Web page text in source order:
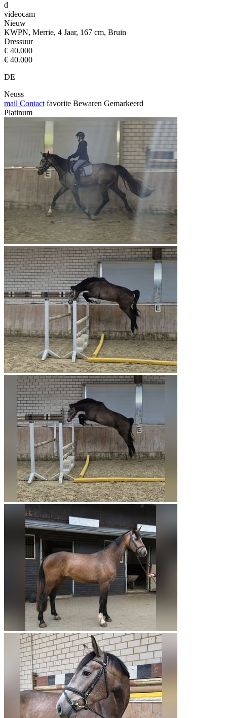
d
videocam
Nieuw
KWPN, Merrie, 4 Jaar, 167 cm, Bruin
Dressuur
€ 40.000
€ 40.000
DE
Neuss
mail Contact favorite Bewaren Gemarkeerd
Platinum